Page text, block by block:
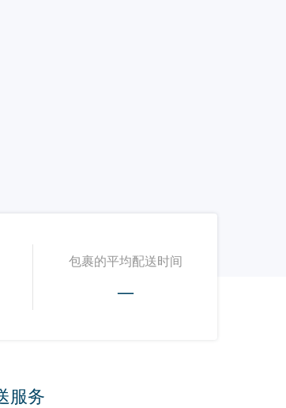
包裹的平均配送时间
—
服务